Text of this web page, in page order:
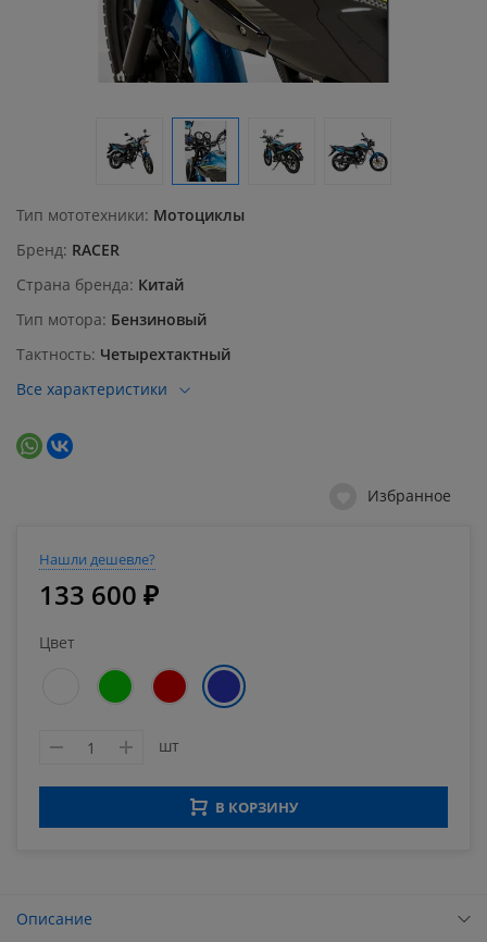
Тип мототехники Мотоциклы
Бренд RACER
Страна бренда Китай
Тип мотора Бензиновый
Тактность Четырехтактный
Все характеристики
Избранное
Нашли дешевле?
133 600 ₽
Цвет
шт
В КОРЗИНУ
Описание